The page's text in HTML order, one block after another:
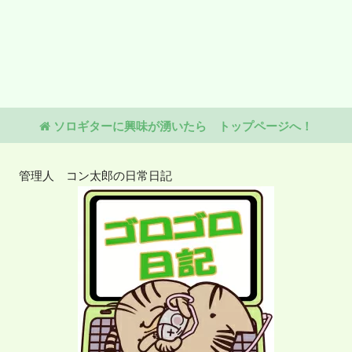
ソロギターに興味が湧いたら トップページへ！
管理人 コン太郎の日常日記